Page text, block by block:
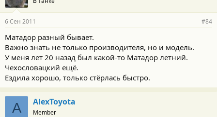
6 Сен 2011 #84
Матадор разный бывает.
Важно знать не только производителя, но и модель.
У меня лет 20 назад был какой-то Матадор летний.
Чехословацкий ещё.
Ездила хорошо, только стёрлась быстро.
A AlexToyota
Member